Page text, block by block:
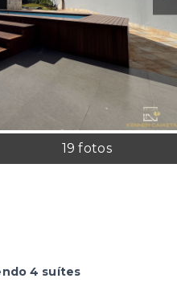
19 fotos
4 suítes